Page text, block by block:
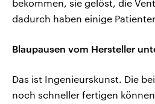
bekommen, sie gelöst, die
dadurch haben einige
Blaupausen vom Hersteller
Das ist Ingenieurskunst. Die
noch schneller fertigen